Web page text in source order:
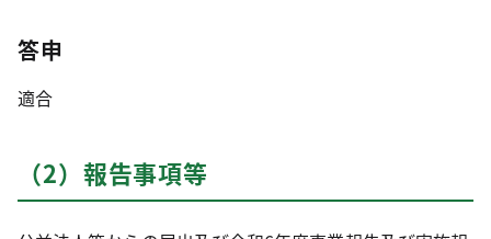
答申
適合
（2）報告事項等